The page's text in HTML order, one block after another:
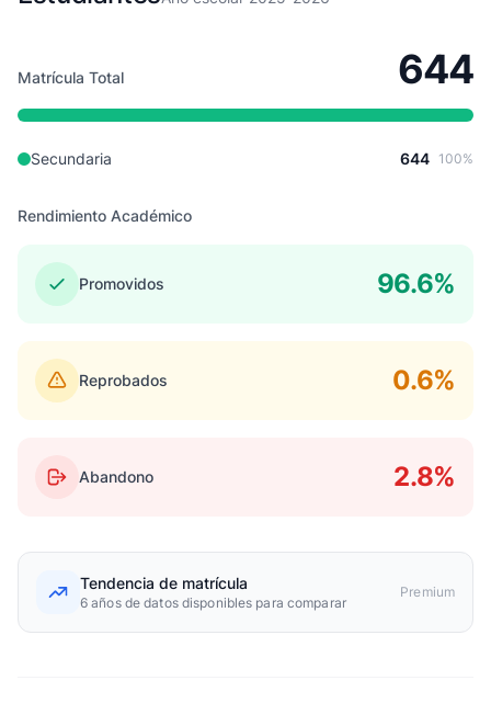
Matrícula Total 644
Secundaria 644 100%
Rendimiento Académico
Promovidos 96.6%
Reprobados 0.6%
Abandono 2.8%
Tendencia de matrícula
6 años de datos disponibles para comparar
Premium